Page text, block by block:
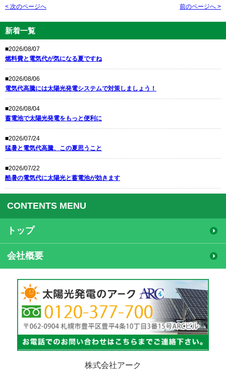
< 次のページへ 前のページへ >
新着一覧
■2026/08/07
燃料費と電気代が気になる夏ですね
■2026/08/06
電気代高騰には太陽光発電システムで対策しましょう！
■2026/08/04
蓄電池で太陽光発電をもっと便利に
■2026/07/24
猛暑と電気代高騰、この夏思うこと
■2026/07/22
酷暑の電気代に太陽光と蓄電池が効きます
CONTENTS MENU
トップ
会社概要
株式会社アーク